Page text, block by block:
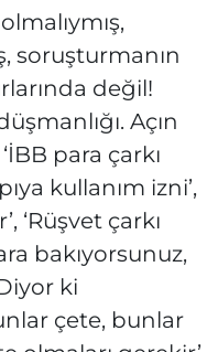
soruşturmanın
değil!
Açın
para çarkı
kullanım izni’,
‘Rüşvet çarkı
bakıyorsunuz,
ki
çete, bunlar